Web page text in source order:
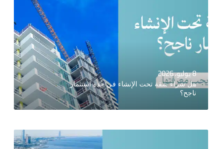
8 يوليو، 2026
هل شراء شقة تحت الإنشاء في جدة استثمار
ناجح؟